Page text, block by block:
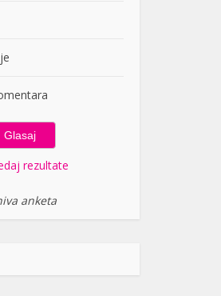
rezultate
anketa